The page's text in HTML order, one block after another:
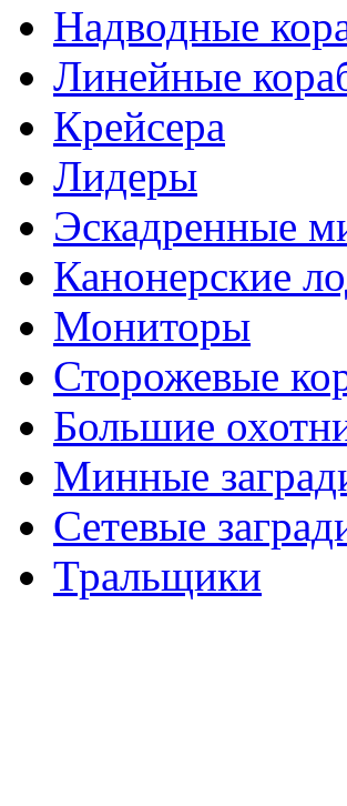
Надводные
Линейные
Крейсера
Лидеры
Эскадренные
Канонерские
Мониторы
Сторожевые
Большие
Минные
Сетевые
Тральщики